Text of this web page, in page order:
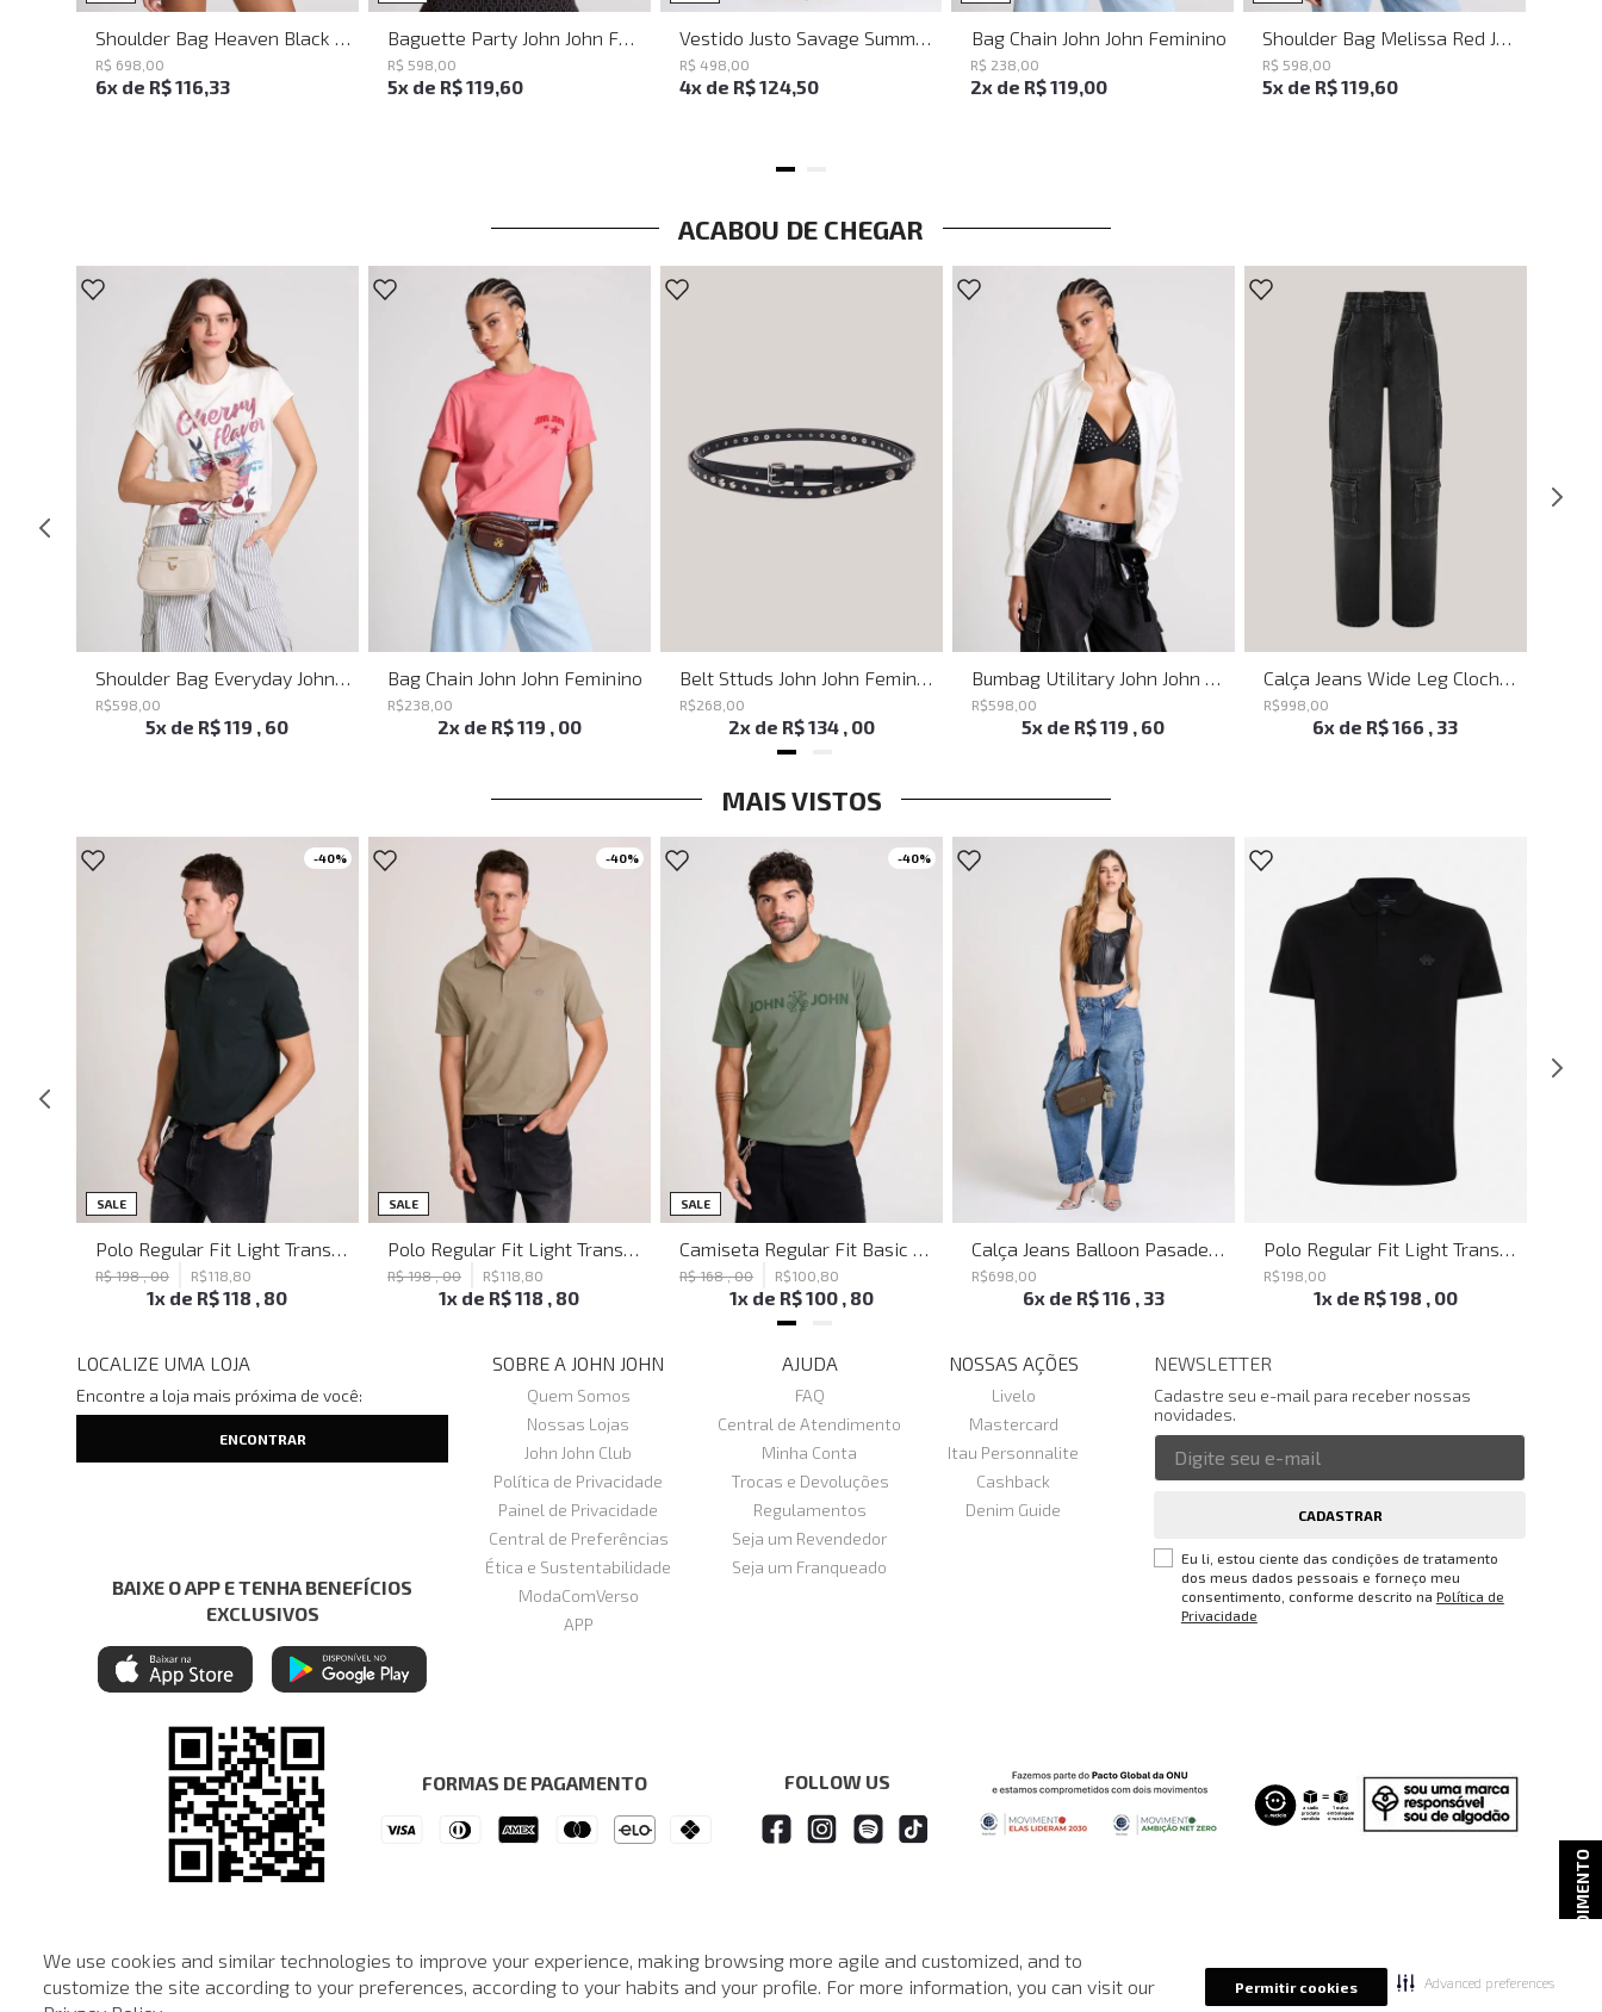
We use cookies and similar technologies to improve your experience, making browsing more agile and customized, and to
customize the site according to your preferences, according to your habits and your profile. For more information, you can visit our
Permitir cookies Advanced preferences
ATENDIMENTO
R$ 698 00
6x de R$116,33
Baguette Party John John Feminina
R$ 598 00
5x de R$119,60
R$ 498 00
4x de R$124,50
Bag Chain John John Feminino
R$ 238 00
2x de R$119,00
R$ 598 00
5x de R$119,60
ACABOU DE CHEGAR
R$598 00
5x de R$119 , 60
Bag Chain John John Feminino
R$238 00
2x de R$119 , 00
R$268 00
2x de R$134 , 00
R$598 00
5x de R$119 , 60
R$998 00
6x de R$166 , 33
MAIS VISTOS
-40%
SALE
R$198,00 R$118 80
1x de R$118 , 80
-40%
SALE
R$198,00 R$118 80
1x de R$118 , 80
-40%
SALE
R$168,00 R$100 80
1x de R$100 , 80
R$698 00
6x de R$116 , 33
R$198 00
1x de R$198 , 00
LOCALIZE UMA LOJA
Encontre a loja mais próxima de você:
BAIXE O APP E TENHA BENEFÍCIOS
EXCLUSIVOS
SOBRE A JOHN JOHN
Quem Somos
Nossas Lojas
John John Club
Política de Privacidade
Painel de Privacidade
Central de Preferências
Ética e Sustentabilidade
ModaComVerso
APP
AJUDA
FAQ
Central de Atendimento
Minha Conta
Trocas e Devoluções
Regulamentos
Seja um Revendedor
Seja um Franqueado
NOSSAS AÇÕES
Livelo
Mastercard
Itau Personnalite
Cashback
Denim Guide
NEWSLETTER
Cadastre seu e-mail para receber nossas
novidades.
CADASTRAR
Eu li, estou ciente das condições de tratamento
dos meus dados pessoais e forneço meu
consentimento, conforme descrito na Política de
Privacidade
FORMAS DE PAGAMENTO FOLLOW US
© © Copyright 2000-2024 - Todos os direitos reservados. A Loja de John John reserva-se no direito de corrigir ou alterar informações como: preços, promoções e disponibilidade de estoque a qualquer momento.
Em caso de dúvidas:
0800 990 5500.
Horário de Atendimentodas 8h às 20h de segunda a sábado, exceto feriados.